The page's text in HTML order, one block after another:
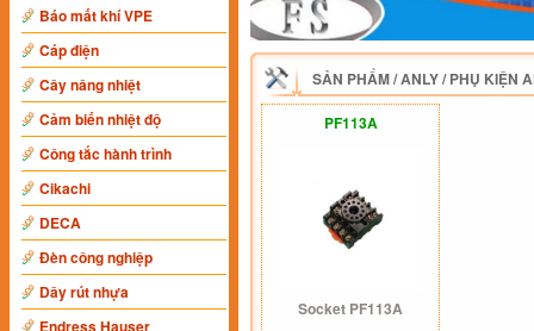
Báo mất khí VPE
Cáp điện
Cây nâng nhiệt
Cảm biến nhiệt độ
Công tắc hành trình
Cikachi
DECA
Đèn công nghiệp
Dây rút nhựa
Endress Hauser
SẢN PHẨM/ANLY/PHỤ KIỆN
PF113A
Socket PF113A